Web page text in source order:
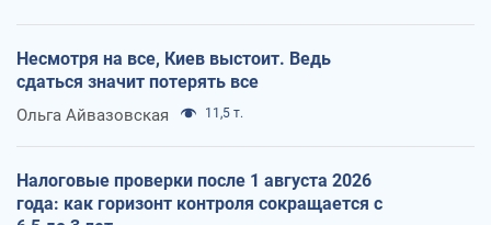
Несмотря на все, Киев выстоит. Ведь
сдаться значит потерять все
Ольга Айвазовская 11,5 т.
Налоговые проверки после 1 августа 2026
года: как горизонт контроля сокращается с